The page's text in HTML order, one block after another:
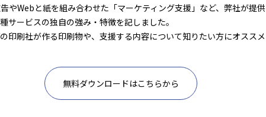
やWebと紙を組み合わせた「マーケティング支援」など、弊社が提供
サービスの独自の強み・特徴を記しました。
印刷社が作る印刷物や、支援する内容について知りたい方にオススメ
無料ダウンロードはこちらから